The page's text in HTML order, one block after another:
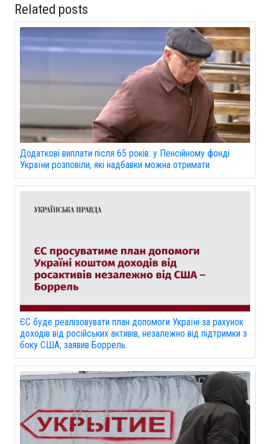
Related posts
Додаткові виплати після 65 років: у Пенсійному фонді
України розповіли, які надбавки можна отримати
ЄС буде реалізовувати план допомоги Україні за рахунок
доходів від російських активів, незалежно від підтримки з
боку США, заявив Боррель.